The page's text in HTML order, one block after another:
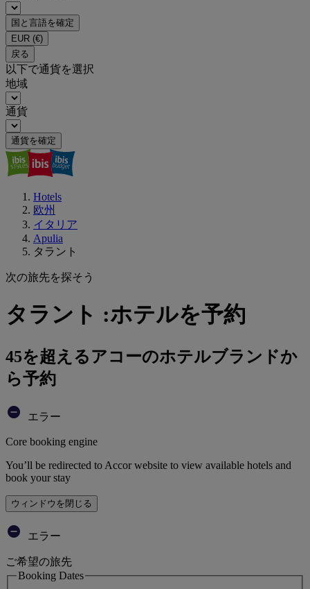
国と言語を確定
EUR (€)
戻る
以下で通貨を選択
地域
通貨
通貨を確定
Hotels
欧州
イタリア
Apulia
タラント
次の旅先を探そう
タラント :ホテルを予約
45を超えるアコーのホテルブランドか
ら予約
エラー
Core booking engine
You’ll be redirected to Accor website to view available hotels and
book your stay
ウィンドウを閉じる
エラー
ご希望の旅先
Booking Dates